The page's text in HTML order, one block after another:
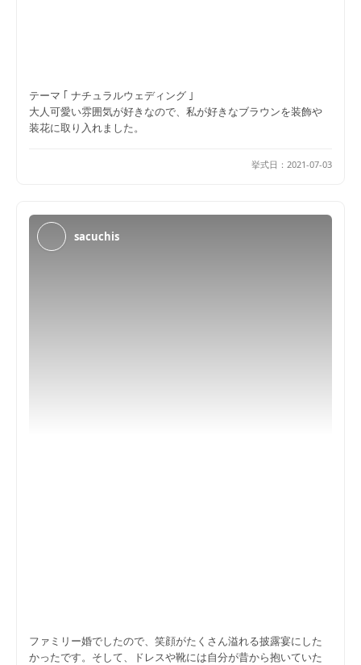
テーマ ｢ ナチュラルウェディング ｣
大人可愛い雰囲気が好きなので、私が好きなブラウンを装飾や
装花に取り入れました。
挙式日： 2021-07-03
sacuchis
ファミリー婚でしたので、笑顔がたくさん溢れる披露宴にした
かったです。そして、ドレスや靴には自分が昔から抱いていた